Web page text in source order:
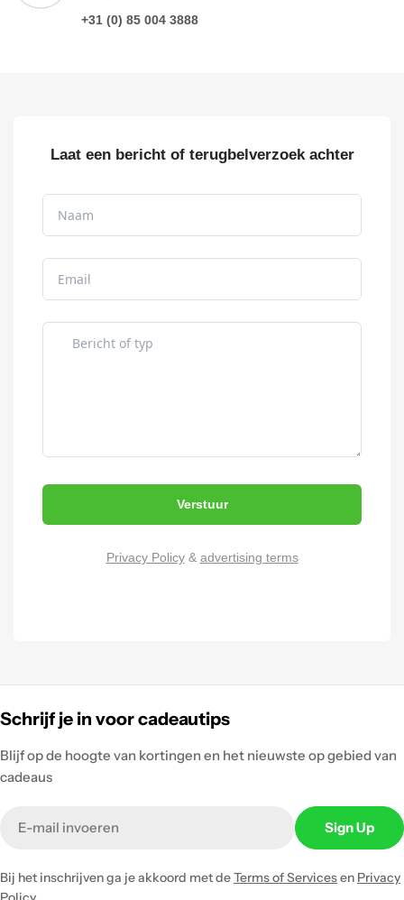
+31 (0) 85 004 3888
Laat een bericht of terugbelverzoek achter
Verstuur
Privacy Policy& advertising terms
Schrijf je in voor cadeautips
Blijf op de hoogte van kortingen en het nieuwste op gebied van
cadeaus
Sign Up
Bij het inschrijven ga je akkoord met deTerms of Servicesen Privacy